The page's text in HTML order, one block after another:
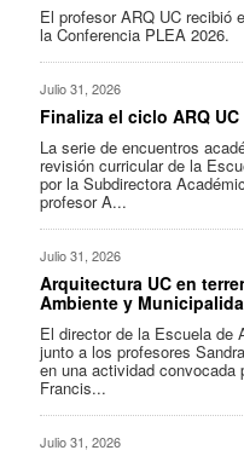
El profesor ARQ UC recibió
la Conferencia PLEA 2026.
Julio 31, 2026
Finaliza el ciclo ARQ
La serie de encuentros
revisión curricular de la
por la Subdirectora
profesor A...
Julio 31, 2026
Arquitectura UC en
Ambiente y
El director de la Escuela de
junto a los profesores
en una actividad convocada
Francis...
Julio 31, 2026